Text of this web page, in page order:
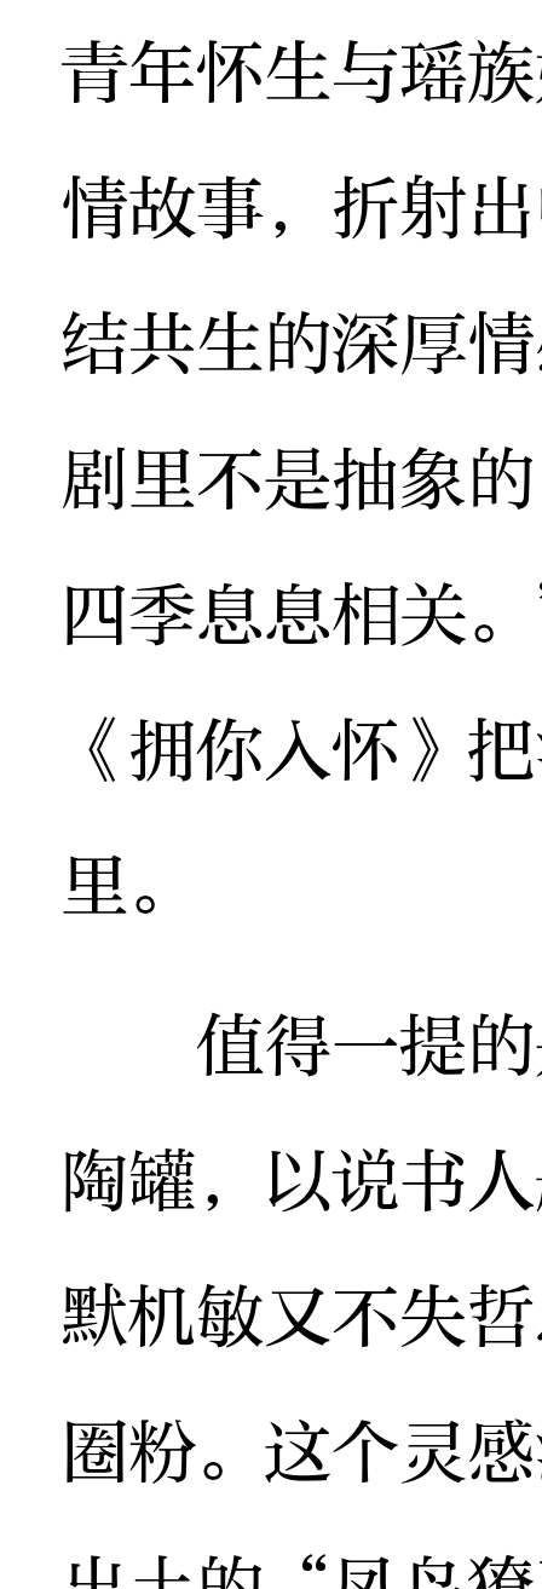
青年怀生与瑶
情故事，折射
结共生的深厚
剧里不是抽象
四季息息相关
《拥你入怀》
里。
值得一提的
陶罐，以说书
默机敏又不失
圈粉。这个灵